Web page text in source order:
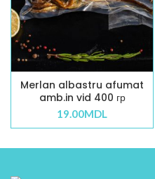
Merlan albastru afumat
amb.in vid 400 гр
19.00MDL